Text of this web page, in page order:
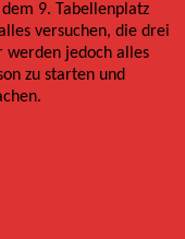
9. Tabellenplatz
versuchen, die drei
werden jedoch alles
zu starten und